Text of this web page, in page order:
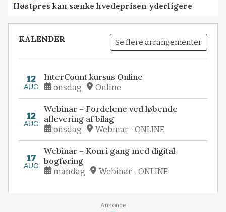
Høstpres kan sænke hvedeprisen yderligere
KALENDER Se flere arrangementer
12
AUG
InterCount kursus Online
onsdag Online
12
AUG
Webinar – Fordelene ved løbende
aflevering af bilag
onsdag Webinar - ONLINE
17
AUG
Webinar – Kom i gang med digital
bogføring
mandag Webinar - ONLINE
Annonce